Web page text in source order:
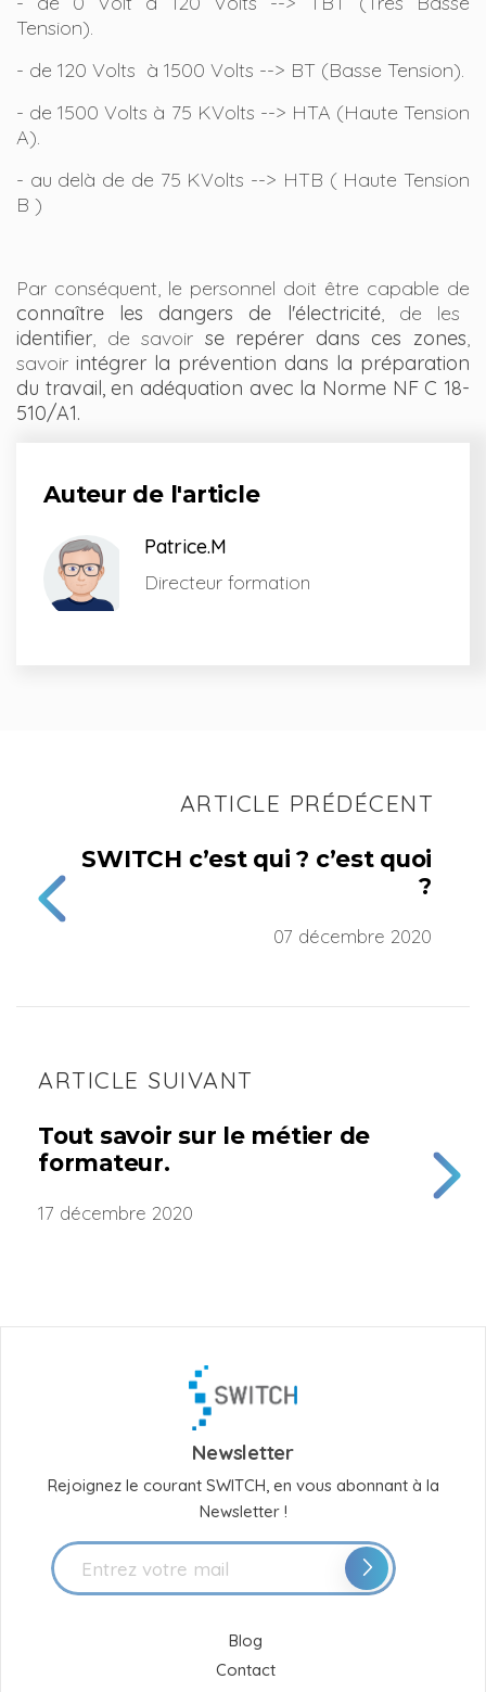
Tension).
- de 120 Volts à 1500 Volts --> BT (Basse Tension).
- de 1500 Volts à 75 KVolts --> HTA (Haute Tension
A).
- au delà de de 75 KVolts --> HTB ( Haute Tension
B )
Par conséquent, le personnel doit être capable de
connaître les dangers de l'électricité, de les
identifier, de savoir se repérer dans ces zones,
savoir intégrer la prévention dans la préparation
du travail, en adéquation avec la Norme NF C 18-
510/A1.
Auteur de l'article
Patrice.M
Directeur formation
ARTICLE PRÉDÉCENT
SWITCH c’est qui ? c’est quoi
?
07 décembre 2020
ARTICLE SUIVANT
Tout savoir sur le métier de
formateur.
17 décembre 2020
Newsletter
Rejoignez le courant SWITCH, en vous abonnant à la
Newsletter !
Blog
Contact